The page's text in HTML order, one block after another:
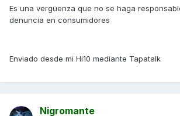
Es una vergüenza que no se haga
denuncia en consumidores
Enviado desde mi Hi10 mediante Tapatalk
Nigromante